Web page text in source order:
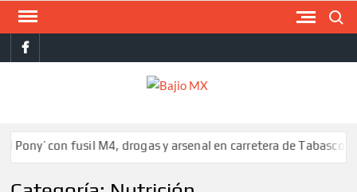
Saltar
contenidofacebook
con fusil M4, drogas y arsenal en carretera de Tabasco